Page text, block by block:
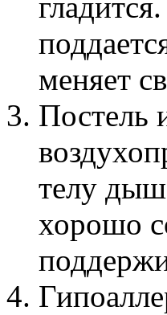
меняет
Постель
телу
хорошо